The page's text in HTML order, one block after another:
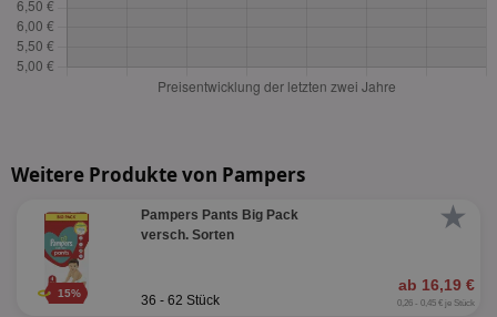
Weitere Produkte von Pampers
★
15%
Pampers Pants Big Pack
versch. Sorten
ab 16,19 €
36 - 62 Stück 0,26 - 0,45 € je Stück